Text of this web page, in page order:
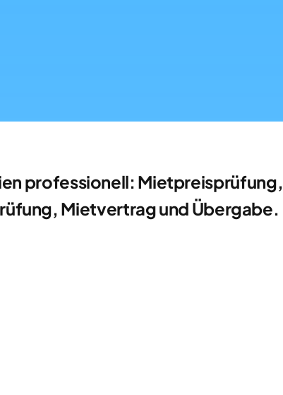
professionell: Mietpreisprüfung,
Mietvertrag und Übergabe.